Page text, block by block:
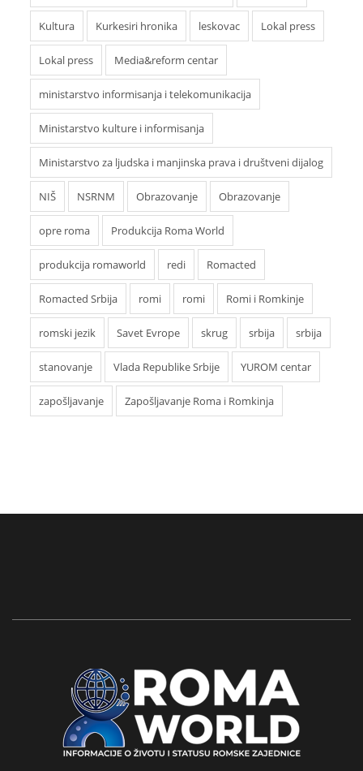
Kultura Kurkesiri hronika leskovac Lokal press
Lokal press Media&reform centar
ministarstvo informisanja i telekomunikacija
Ministarstvo kulture i informisanja
Ministarstvo za ljudska i manjinska prava i društveni dijalog
NIŠ NSRNM Obrazovanje Obrazovanje
opre roma Produkcija Roma World
produkcija romaworld redi Romacted
Romacted Srbija romi romi Romi i Romkinje
romski jezik Savet Evrope skrug srbija srbija
stanovanje Vlada Republike Srbije YUROM centar
zapošljavanje Zapošljavanje Roma i Romkinja